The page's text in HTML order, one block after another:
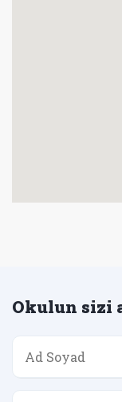
Okulun sizi